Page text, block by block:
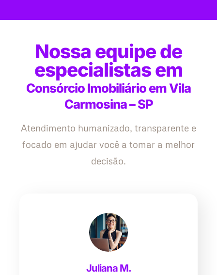
Nossa equipe de
especialistas em
Consórcio Imobiliário em Vila
Carmosina – SP
Atendimento humanizado, transparente e
focado em ajudar você a tomar a melhor
decisão.
Juliana M.